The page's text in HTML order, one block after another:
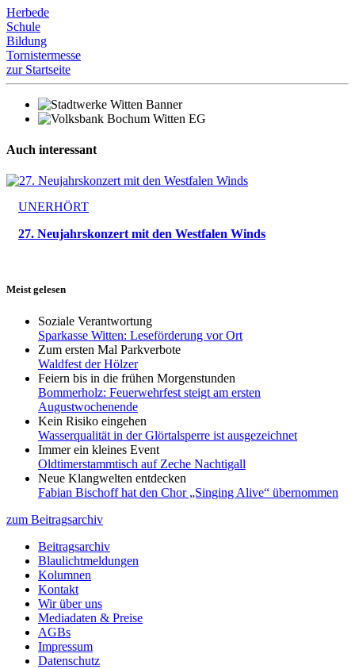
Herbede
Schule
Bildung
Tornistermesse
zur Startseite
Auch interessant
UNERHÖRT
27. Neujahrskonzert mit den Westfalen Winds
Meist gelesen
Soziale Verantwortung
Sparkasse Witten: Leseförderung vor Ort
Zum ersten Mal Parkverbote
Waldfest der Hölzer
Feiern bis in die frühen Morgenstunden
Bommerholz: Feuerwehrfest steigt am ersten
Augustwochenende
Kein Risiko eingehen
Wasserqualität in der Glörtalsperre ist ausgezeichnet
Immer ein kleines Event
Oldtimerstammtisch auf Zeche Nachtigall
Neue Klangwelten entdecken
Fabian Bischoff hat den Chor „Singing Alive“ übernommen
zum Beitragsarchiv
Beitragsarchiv
Blaulichtmeldungen
Kolumnen
Kontakt
Wir über uns
Mediadaten & Preise
AGBs
Impressum
Datenschutz